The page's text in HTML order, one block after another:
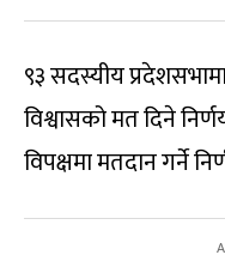
९३ सदस्यीय
विश्वासको मत दिने
विपक्षमा मतदान गर्ने